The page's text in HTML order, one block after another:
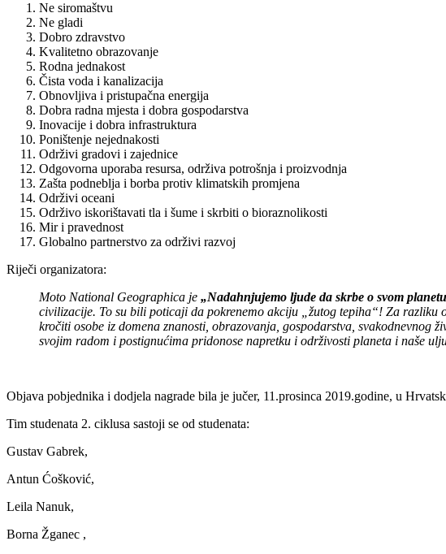
Ne siromaštvu
Ne gladi
Dobro zdravstvo
Kvalitetno obrazovanje
Rodna jednakost
Čista voda i kanalizacija
Obnovljiva i pristupačna energija
Dobra radna mjesta i dobra gospodarstva
Inovacije i dobra infrastruktura
Poništenje nejednakosti
Održivi gradovi i zajednice
Odgovorna uporaba resursa, održiva potrošnja i proizvodnja
Zašta podneblja i borba protiv klimatskih promjena
Održivi oceani
Održivo iskorištavati tla i šume i skrbiti o bioraznolikosti
Mir i pravednost
Globalno partnerstvo za održivi razvoj
Riječi organizatora:
Moto National Geographica je „Nadahnjujemo ljude da skrbe o svom
civilizacije. To su bili poticaji da pokrenemo akciju „žutog tepiha“! Za razliku
kročiti osobe iz domena znanosti, obrazovanja, gospodarstva, svakodnevnog
svojim radom i postignućima pridonose napretku i održivosti planeta i naše
Objava pobjednika i dodjela nagrade bila je jučer, 11.prosinca 2019.godine, u
Tim studenata 2. ciklusa sastoji se od studenata:
Gustav Gabrek,
Antun Ćošković,
Leila Nanuk,
Borna Žganec ,